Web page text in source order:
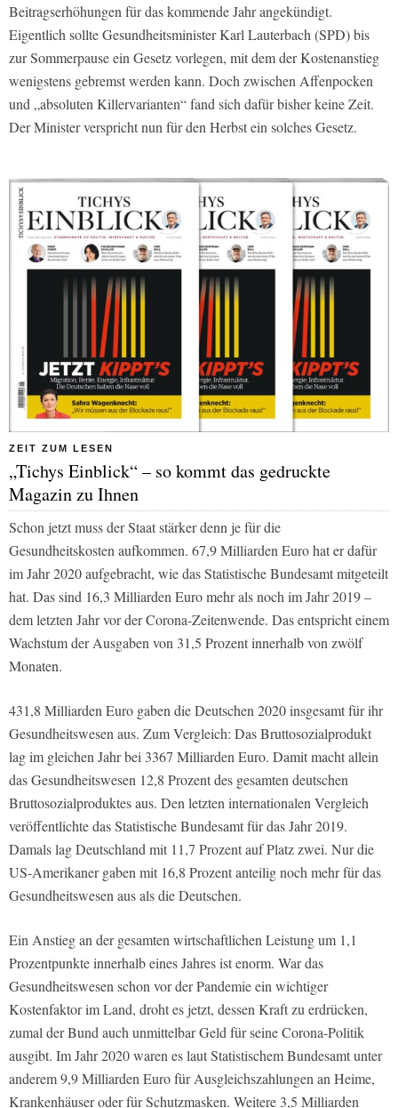
Beitragserhöhungen für das kommende Jahr angekündigt.
Eigentlich sollte Gesundheitsminister Karl Lauterbach (SPD) bis
zur Sommerpause ein Gesetz vorlegen, mit dem der Kostenanstieg
wenigstens gebremst werden kann. Doch zwischen Affenpocken
und „absoluten Killervarianten“ fand sich dafür bisher keine Zeit.
Der Minister verspricht nun für den Herbst ein solches Gesetz.
ZEIT ZUM LESEN
„Tichys Einblick“ – so kommt das gedruckte
Magazin zu Ihnen
Schon jetzt muss der Staat stärker denn je für die
Gesundheitskosten aufkommen. 67,9 Milliarden Euro hat er dafür
im Jahr 2020 aufgebracht, wie das Statistische Bundesamt mitgeteilt
hat. Das sind 16,3 Milliarden Euro mehr als noch im Jahr 2019 –
dem letzten Jahr vor der Corona-Zeitenwende. Das entspricht einem
Wachstum der Ausgaben von 31,5 Prozent innerhalb von zwölf
Monaten.
431,8 Milliarden Euro gaben die Deutschen 2020 insgesamt für ihr
Gesundheitswesen aus. Zum Vergleich: Das Bruttosozialprodukt
lag im gleichen Jahr bei 3367 Milliarden Euro. Damit macht allein
das Gesundheitswesen 12,8 Prozent des gesamten deutschen
Bruttosozialproduktes aus. Den letzten internationalen Vergleich
veröffentlichte das Statistische Bundesamt für das Jahr 2019.
Damals lag Deutschland mit 11,7 Prozent auf Platz zwei. Nur die
US-Amerikaner gaben mit 16,8 Prozent anteilig noch mehr für das
Gesundheitswesen aus als die Deutschen.
Ein Anstieg an der gesamten wirtschaftlichen Leistung um 1,1
Prozentpunkte innerhalb eines Jahres ist enorm. War das
Gesundheitswesen schon vor der Pandemie ein wichtiger
Kostenfaktor im Land, droht es jetzt, dessen Kraft zu erdrücken,
zumal der Bund auch unmittelbar Geld für seine Corona-Politik
ausgibt. Im Jahr 2020 waren es laut Statistischem Bundesamt unter
anderem 9,9 Milliarden Euro für Ausgleichszahlungen an Heime,
Krankenhäuser oder für Schutzmasken. Weitere 3,5 Milliarden